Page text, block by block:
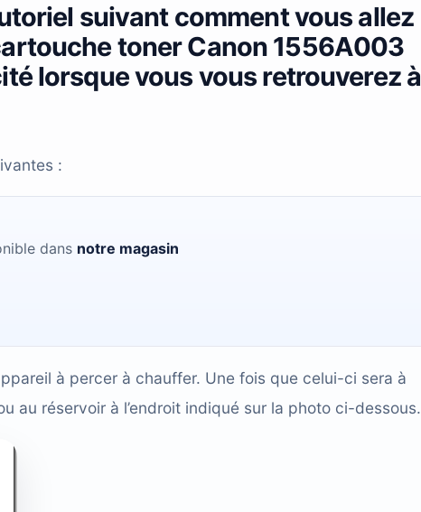
suivant comment vous allez
toner Canon 1556A003
lorsque vous vous retrouverez à
:
dans notre magasin
à percer à chauffer. Une fois que celui-ci sera à
au réservoir à l’endroit indiqué sur la photo ci-dessous.